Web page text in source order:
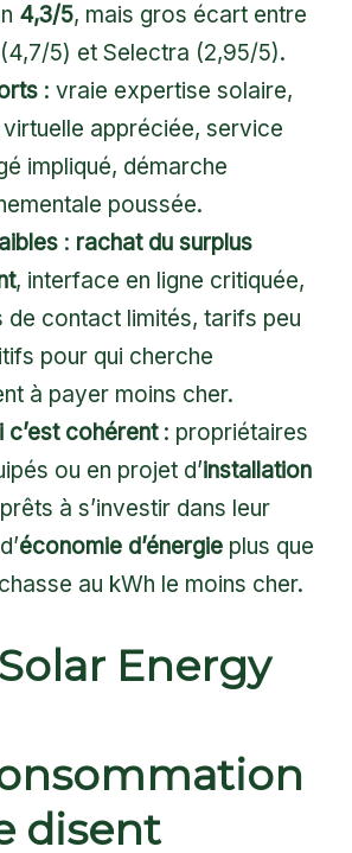
4,3/5, mais gros écart entre
5) et Selectra (2,95/5).
: vraie expertise solaire,
appréciée, service
impliqué, démarche
poussée.
: rachat du surplus
, interface en ligne critiquée,
de contact limités, tarifs peu
pour qui cherche
à payer moins cher.
c’est cohérent: propriétaires
ou en projet d’installation
à s’investir dans leur
économie d’énergie plus que
au kWh le moins cher.
Energy
disent